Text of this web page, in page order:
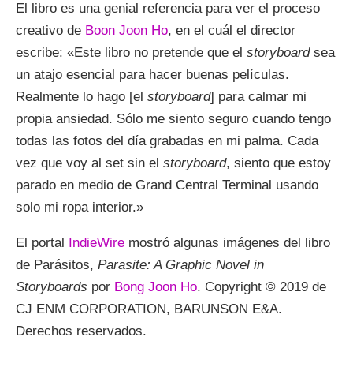
El libro es una genial referencia para ver el proceso
creativo de Boon Joon Ho, en el cuál el director
escribe: «Este libro no pretende que el storyboardsea
un atajo esencial para hacer buenas películas.
Realmente lo hago [el storyboard] para calmar mi
propia ansiedad. Sólo me siento seguro cuando tengo
todas las fotos del día grabadas en mi palma. Cada
vez que voy al set sin el storyboard, siento que estoy
parado en medio de Grand Central Terminal usando
solo mi ropa interior.»
El portal IndieWire mostró algunas imágenes del libro
de Parásitos, Parasite: A Graphic Novel in
Storyboards por Bong Joon Ho. Copyright © 2019 de
CJ ENM CORPORATION, BARUNSON E&A.
Derechos reservados.